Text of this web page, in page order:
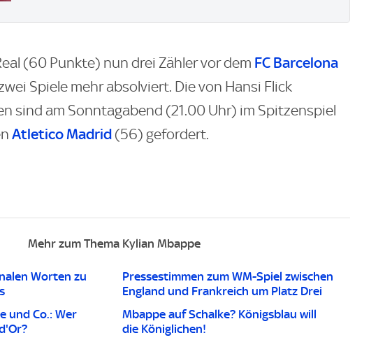
(60 Punkte) nun drei Zähler vor dem FC Barcelona
Spiele mehr absolviert. Die von Hansi Flick
sind am Sonntagabend (21.00 Uhr) im Spitzenspiel
Atletico Madrid (56) gefordert.
Mehr zum Thema Kylian Mbappe
Worten zu
Pressestimmen zum WM-Spiel zwischen
England und Frankreich um Platz Drei
und Co.: Wer
Mbappe auf Schalke? Königsblau will
die Königlichen!